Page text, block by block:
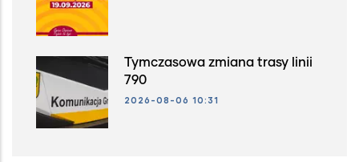
Tymczasowa zmiana trasy linii
790
2026-08-06 10:31